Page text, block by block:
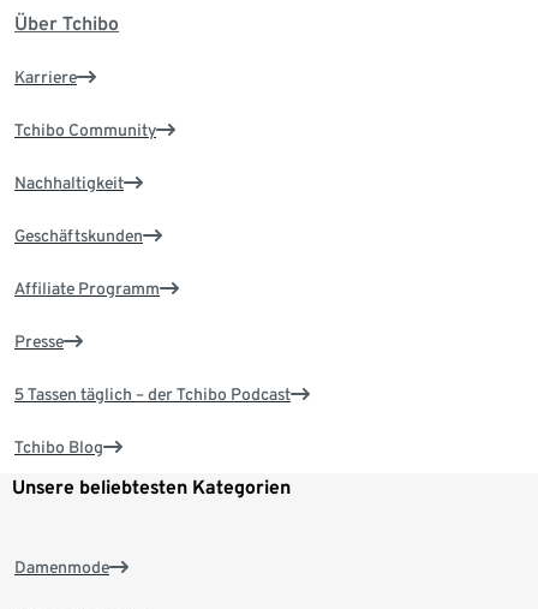
Über Tchibo
Karriere
Tchibo Community
Nachhaltigkeit
Geschäftskunden
Affiliate Programm
Presse
5 Tassen täglich – der Tchibo Podcast
Tchibo Blog
Unsere beliebtesten Kategorien
Damenmode